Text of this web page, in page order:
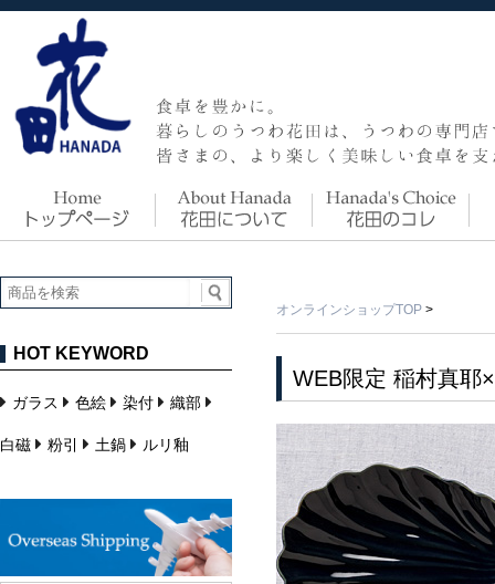
オンラインショップTOP >
WEB限定 稲村真耶
HOT KEYWORD
ガラス 色絵 染付 織部
白磁 粉引 土鍋 ルリ釉